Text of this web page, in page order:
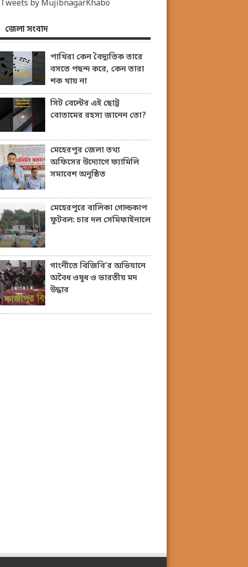
Tweets by MujibnagarKhabo
জেলা সংবাদ
পাখিরা কেন বৈদ্যুতিক তারে
বসতে পছন্দ করে, কেন তারা
শক খায় না
সিট বেল্টের এই ছোট্ট
বোতামের রহস্য জানেন তো?
মেহেরপুর জেলা তথ্য
অফিসের উদ্যোগে ফ্যামিলি
সমাবেশ অনুষ্ঠিত
মেহেরপুরে বালিকা গোল্ডকাপ
ফুটবল: চার দল সেমিফাইনালে
গাংনীতে বিজিবি’র অভিযানে
অবৈধ ওষুধ ও ভারতীয় মদ
উদ্ধার